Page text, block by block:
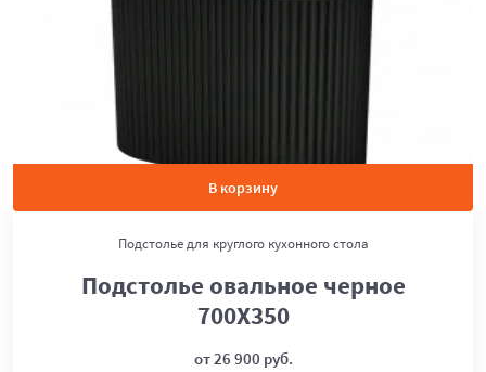
В корзину
Подстолье для круглого кухонного стола
Подстолье овальное черное
700Х350
от 26 900 руб.